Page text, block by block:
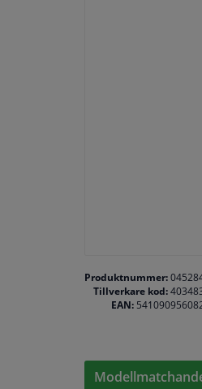
Produktnummer:
Tillverkare kod:
EAN: